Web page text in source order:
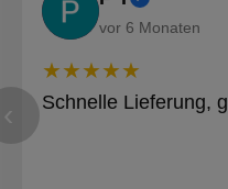
vor 6 Monaten
★★★★★
Schnelle Lieferung,